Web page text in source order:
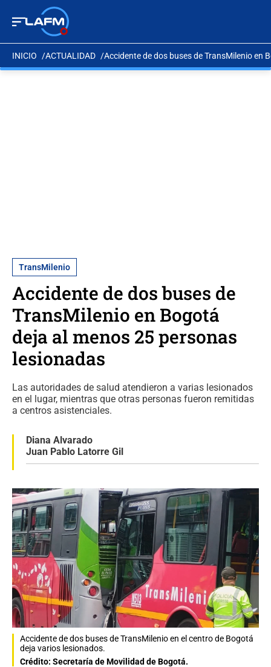
INICIO ACTUALIDAD Accidente de dos buses de TransMilenio en
TransMilenio
Accidente de dos buses de
TransMilenio en Bogotá
deja al menos 25 personas
lesionadas
Las autoridades de salud atendieron a varias lesionados
en el lugar, mientras que otras personas fueron remitidas
a centros asistenciales.
Diana Alvarado
Juan Pablo Latorre Gil
Accidente de dos buses de TransMilenio en el centro de Bogotá
deja varios lesionados.
Crédito: Secretaría de Movilidad de Bogotá.